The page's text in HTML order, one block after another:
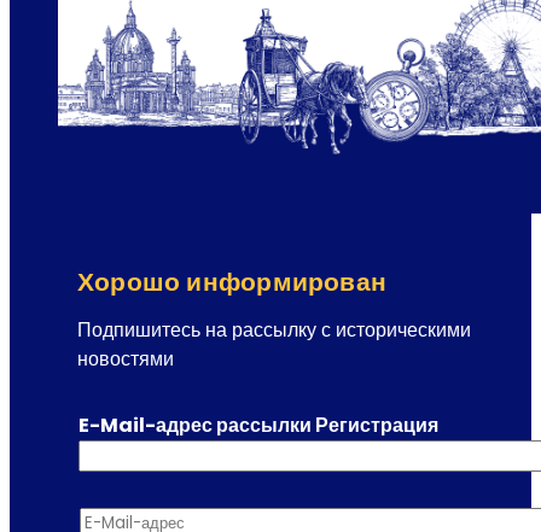
Хорошо информирован
Подпишитесь на рассылку с историческими
новостями
E-Mail-адрес рассылки Регистрация
E-Mail-адрес